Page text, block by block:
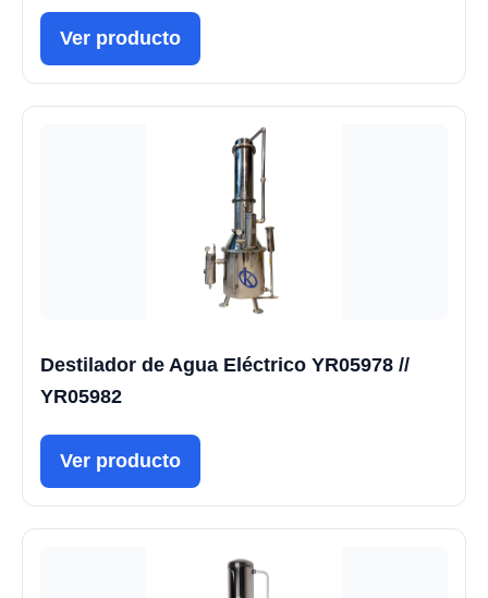
Ver producto
Destilador de Agua Eléctrico YR05978 //
YR05982
Ver producto